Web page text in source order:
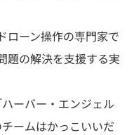
ローン操作の専門家で
題の解決を支援する実
ーバー・エンジェル
ームはかっこいいだ